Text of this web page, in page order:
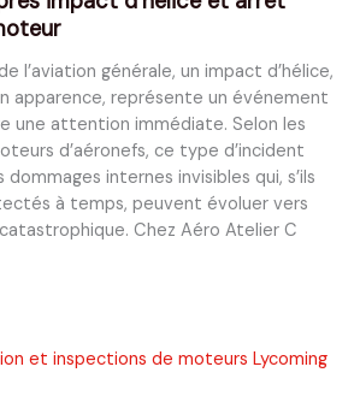
l’aviation générale, un impact d’hélice,
apparence, représente un événement
une attention immédiate. Selon les
d’aéronefs, ce type d’incident
internes invisibles qui, s’ils
à temps, peuvent évoluer vers
Chez Aéro Atelier C